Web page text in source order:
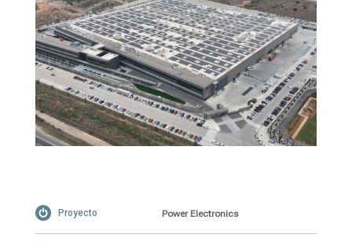
Proyecto Power Electronics